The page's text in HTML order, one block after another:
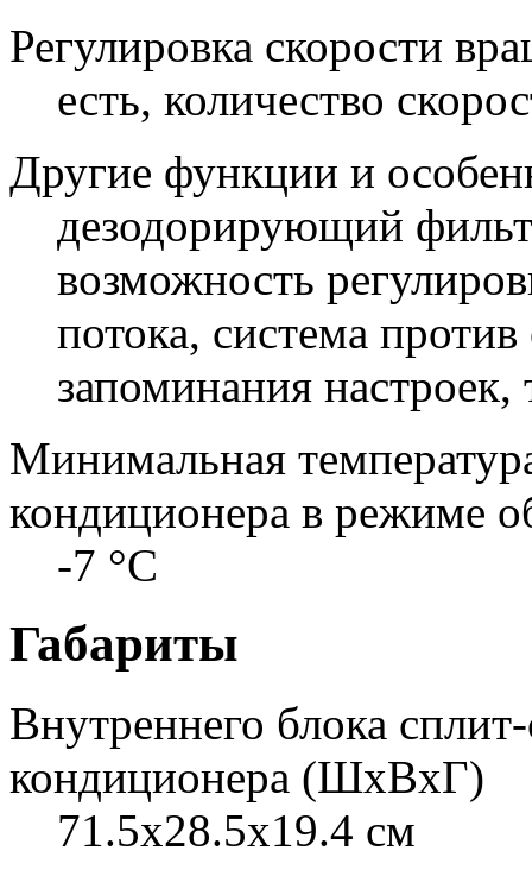
Регулировка скорости
есть, количество
Другие функции и
дезодорирующий
возможность
потока, система
запоминания
Минимальная
кондиционера в режиме
-7 °С
Габариты
Внутреннего блока
кондиционера (ШxВxГ)
71.5x28.5x19.4 см